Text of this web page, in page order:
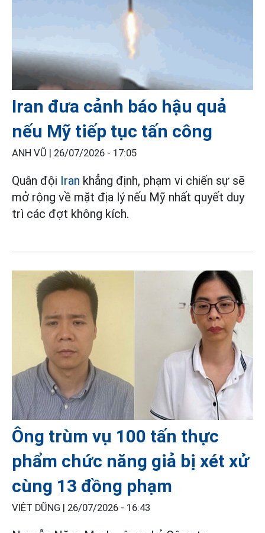
Iran đưa cảnh báo hậu quả
nếu Mỹ tiếp tục tấn công
ANH VŨ | 26/07/2026 - 17:05
Quân đội Iran khẳng định, phạm vi chiến sự sẽ
mở rộng về mặt địa lý nếu Mỹ nhất quyết duy
trì các đợt không kích.
Ông trùm vụ 100 tấn thực
phẩm chức năng giả bị xét xử
cùng 13 đồng phạm
VIỆT DŨNG | 26/07/2026 - 16:43